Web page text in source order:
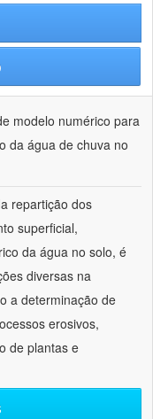
modelo numérico para
da água de chuva no
repartição dos
superficial,
da água no solo, é
diversas na
a determinação de
erosivos,
de plantas e